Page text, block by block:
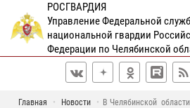
РОСГВАРДИЯ
Управление Федеральной
национальной гвардии
Федерации по Челябинской
Главная Новости
В Челябинской